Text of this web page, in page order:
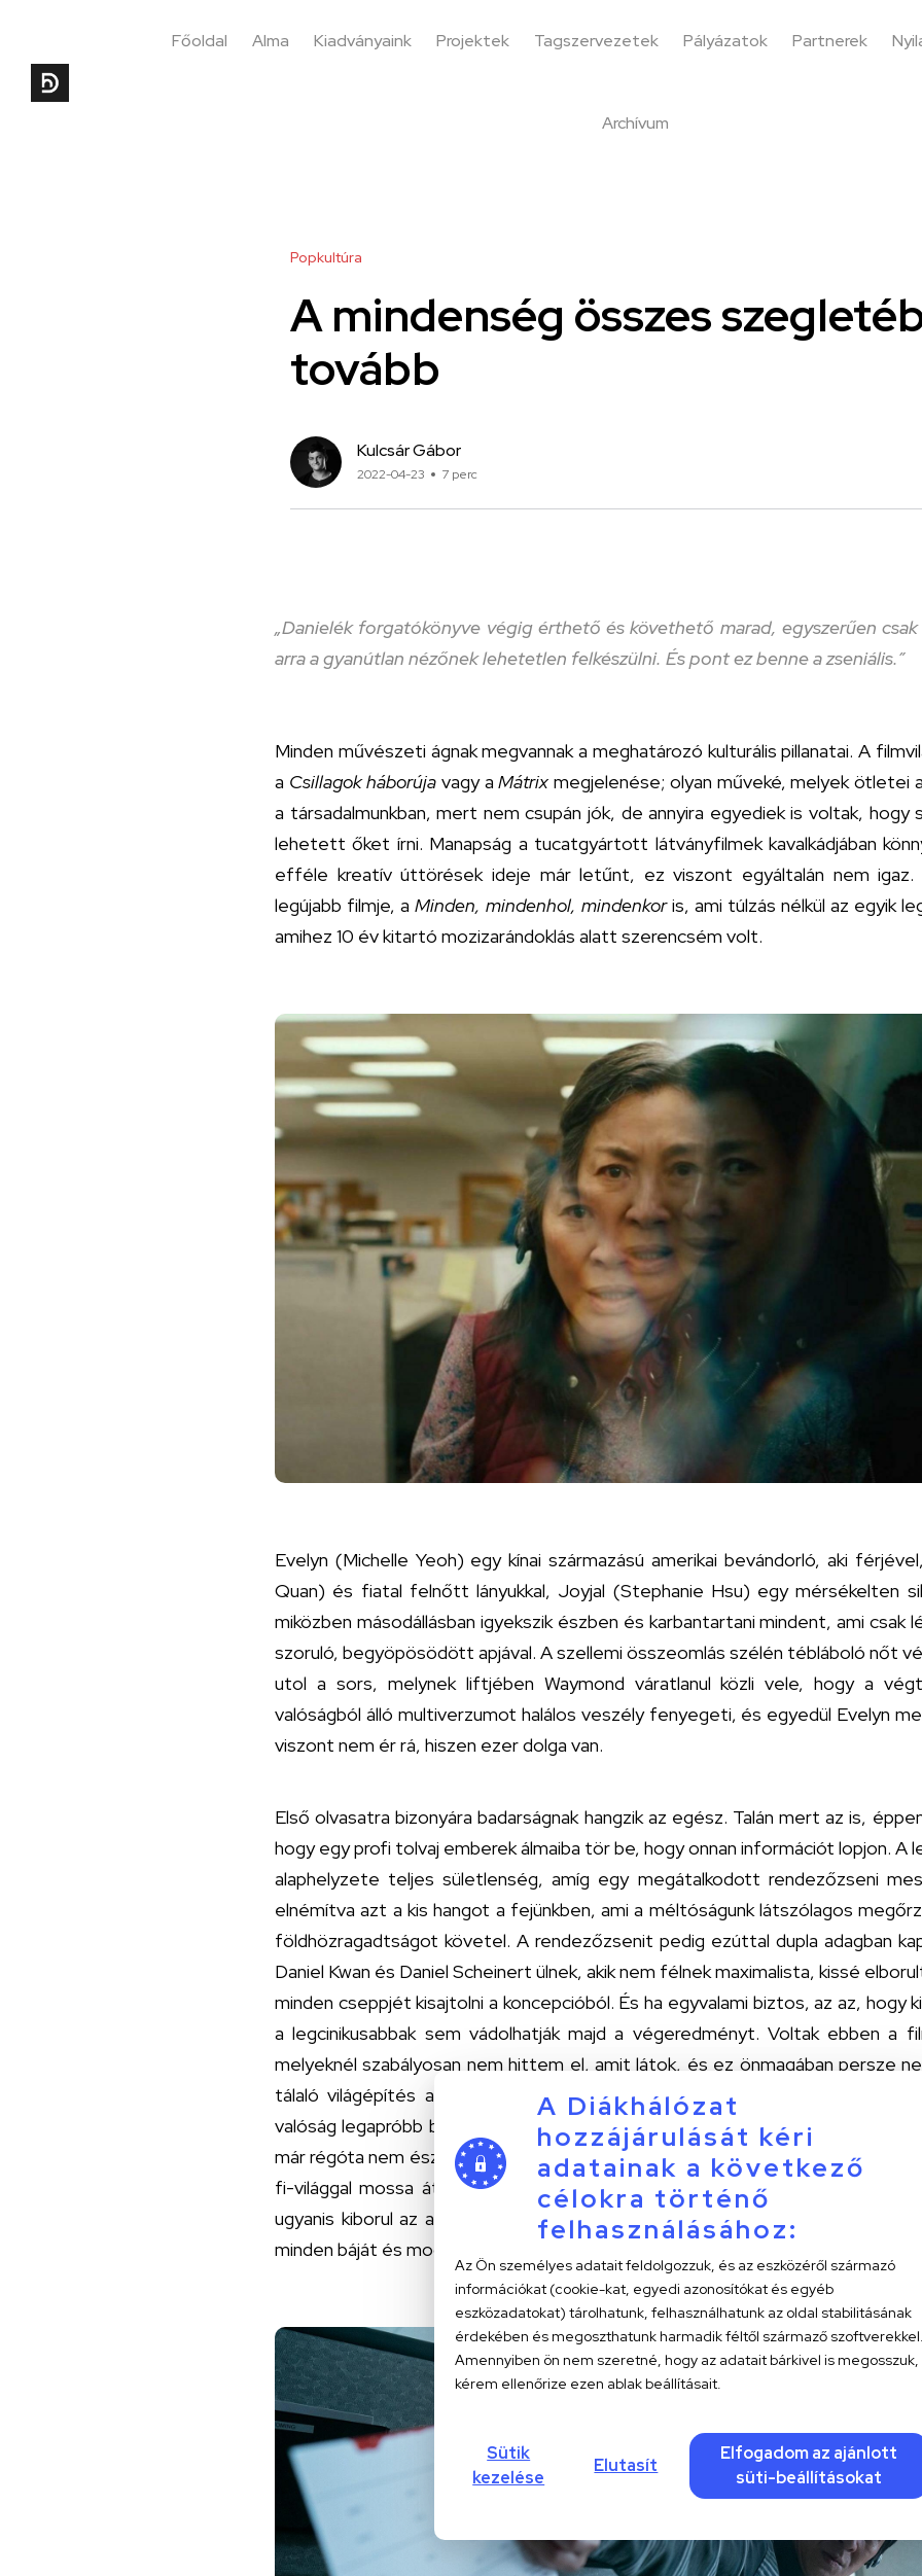
A Diákhálózat
hozzájárulását kéri
adatainak a következő
célokra történő
felhasználásához:
Az Ön személyes adatait feldolgozzuk, és az eszközéről származó
információkat (cookie-kat, egyedi azonosítókat és egyéb
eszközadatokat) tárolhatunk, felhasználhatunk az oldal stabilitásának
érdekében és megoszthatunk harmadik féltől származő
Amennyiben ön nem szeretné, hogy az adatait bárkivel is megosszuk,
kérem ellenőrize ezen ablak beállításait.
Sütik
kezelése
Elutasít
Elfogadom az ajánlott
süti-beállításokat
Főoldal Alma Kiadványaink Projektek Tagszervezetek Pályázatok Partnerek
Archívum
Popkultúra
A mindenség összes
tovább
Kulcsár Gábor
2022-04-23 7 perc
„Danielék forgatókönyve végig érthető és követhető marad, egyszerűen
arra a gyanútlan nézőnek lehetetlen felkészülni. És pont ez benne a zseniális.”
Minden művészeti ágnak megvannak a meghatározó kulturális pillanatai. A
a Csillagok háborújavagy a Mátrixmegjelenése; olyan műveké, melyek ötletei
a társadalmunkban, mert nem csupán jók, de annyira egyediek is voltak, hogy
lehetett őket írni. Manapság a tucatgyártott látványfilmek kavalkádjában
efféle kreatív úttörések ideje már letűnt, ez viszont egyáltalán nem
legújabb filmje, a Minden, mindenhol, mindenkoris, ami túlzás nélkül az egyik
amihez 10 év kitartó mozizarándoklás alatt szerencsém volt.
Evelyn (Michelle Yeoh) egy kínai származású amerikai bevándorló, aki
Quan) és fiatal felnőtt lányukkal, Joyjal (Stephanie Hsu) egy mérsékelten
miközben másodállásban igyekszik észben és karbantartani mindent, ami csak
szoruló, begyöpösödött apjával. A szellemi összeomlás szélén tébláboló nőt
utol a sors, melynek liftjében Waymond váratlanul közli vele, hogy a
valóságból álló multiverzumot halálos veszély fenyegeti, és egyedül Evelyn
viszont nem ér rá, hiszen ezer dolga van.
Első olvasatra bizonyára badarságnak hangzik az egész. Talán mert az is,
hogy egy profi tolvaj emberek álmaiba tör be, hogy onnan információt lopjon. A
alaphelyzete teljes sületlenség, amíg egy megátalkodott rendezőzseni
elnémítva azt a kis hangot a fejünkben, ami a méltóságunk látszólagos
földhözragadtságot követel. A rendezőzsenit pedig ezúttal dupla adagban
Daniel Kwan és Daniel Scheinert ülnek, akik nem félnek maximalista, kissé
minden cseppjét kisajtolni a koncepcióból. És ha egyvalami biztos, az az, hogy
a legcinikusabbak sem vádolhatják majd a végeredményt. Voltak ebben a
melyeknél szabályosan nem hittem el, amit látok, és ez önmagában persze
tálaló világépítés a
és azEredetet idézi találékonyságában.
valóság legapróbb benyomásait, valamint az azok mögött meghúzódó, a
már régóta nem észlelt logikát, hogy egy, a maga határain belül hiteles,
fi-világgal mossa át a vásznat. És még akcióban sem marad el az említett
ugyanis kiborul az a bizonyos bili, akkor Danielék mosolyogva vágják
minden báját és mocskát olyan koreográfiák mellett, hogy a szemünk is